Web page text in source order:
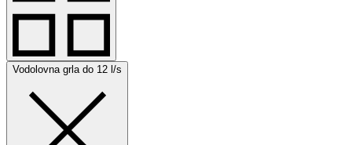
Vodolovna grla do 12 l/s